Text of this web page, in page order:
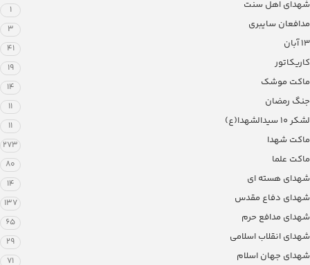
شهدای اهل سنت 1
مدافعان سایبری 3
13 آبان 41
کاریکاتور 19
ماکت موشک 14
جنگ رمضان 11
لشکر ۱۰ سیدالشهدا(ع) 11
ماکت شهدا 273
ماکت علما 80
شهدای هسته ای 14
شهدای دفاع مقدس 137
شهدای مدافع حرم 65
شهدای انقلاب اسلامی 29
شهدای جهان اسلام 71